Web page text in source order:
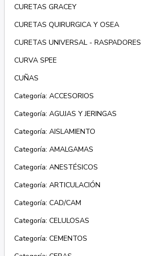
CURETAS GRACEY
CURETAS QUIRURGICA Y OSEA
CURETAS UNIVERSAL - RASPADORES
CURVA SPEE
CUÑAS
Categoría: ACCESORIOS
Categoría: AGUJAS Y JERINGAS
Categoría: AISLAMIENTO
Categoría: AMALGAMAS
Categoría: ANESTÉSICOS
Categoría: ARTICULACIÓN
Categoría: CAD/CAM
Categoría: CELULOSAS
Categoría: CEMENTOS